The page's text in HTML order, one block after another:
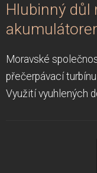
Hlubinný důl
Moravské
přečerpávací
Využití vyuhlených